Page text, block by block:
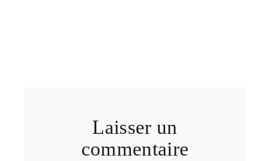
Laisser un
commentaire